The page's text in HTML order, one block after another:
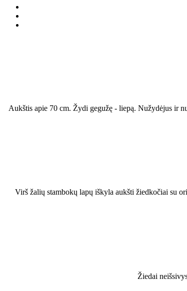
Aukštis apie 70 cm. Žydi gegužę - liepą. Nužydėjus ir
Virš žalių stambokų lapų iškyla aukšti žiedkočiai su
Žiedai